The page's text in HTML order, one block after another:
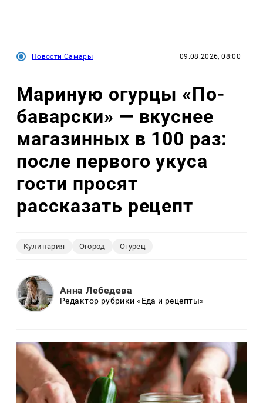
Новости Самары 09.08.2026, 08:00
Мариную огурцы «По-
баварски» — вкуснее
магазинных в 100 раз:
после первого укуса
гости просят
рассказать рецепт
Кулинария Огород Огурец
Анна Лебедева
Редактор рубрики «Еда и рецепты»